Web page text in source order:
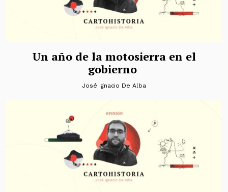
Un año de la motosierra en el
gobierno
José Ignacio De Alba